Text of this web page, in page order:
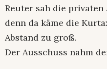
Reuter sah die
denn da käme die
Abstand zu groß.
Der Ausschuss nahm